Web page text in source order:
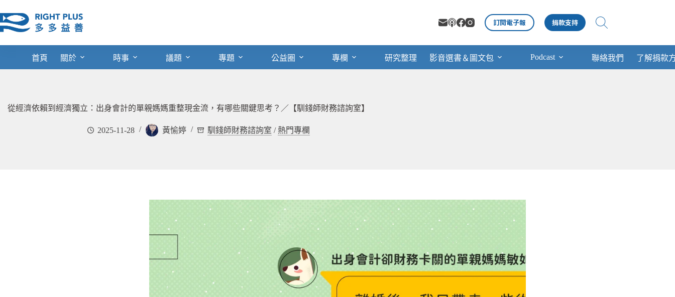
至
主
訂閱電子報 捐款支持
首頁 關於 時事 議題 專題 公益圈 專欄 研究整理 影音選書＆圖文包 Podcast 聯絡我們 了解捐款
從經濟依賴到經濟獨立：出身會計的單親媽媽重整現金流，有哪些關鍵思考？／【馴錢師財務諮詢室】
2025-11-28 黃愉婷 馴錢師財務諮詢室 / 熱門專欄